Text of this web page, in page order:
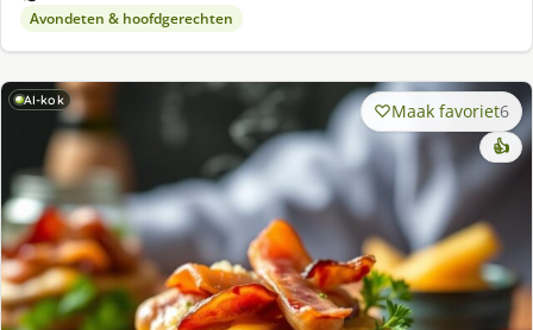
Avondeten & hoofdgerechten
AI-kok Maak favoriet6
👍